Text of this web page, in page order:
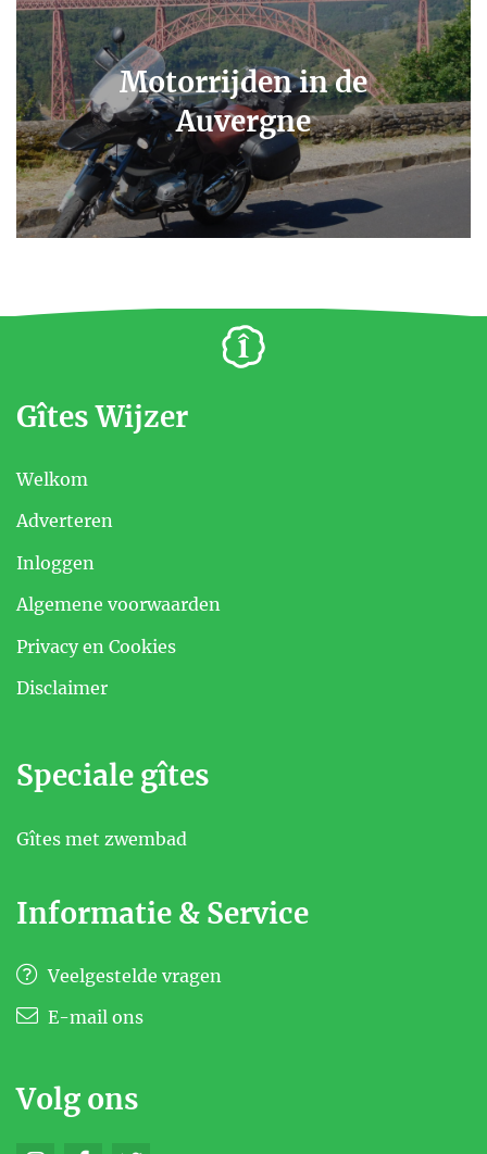
Motorrijden in de
Auvergne
Gîtes Wijzer
Welkom
Adverteren
Inloggen
Algemene voorwaarden
Privacy en Cookies
Disclaimer
Speciale gîtes
Gîtes met zwembad
Informatie & Service
Veelgestelde vragen
E-mail ons
Volg ons